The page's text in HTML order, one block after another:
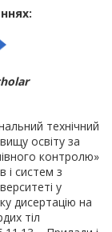
технічний
освіту за
контролю»
і систем з
у
дисертацію на
тіл